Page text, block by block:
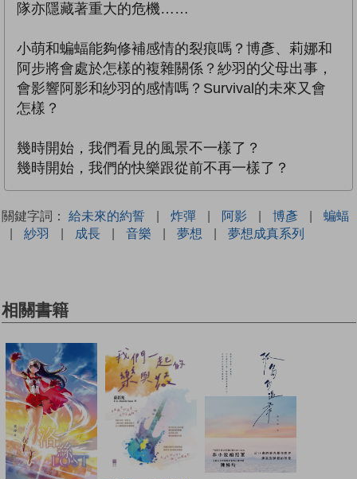
隊亦隱藏著重大的危機……
小萌和蝙蝠能夠修補感情的裂痕嗎？博彥、莉娜和
阿步將會處於怎樣的複雜關係？紗羽的父母出事，
會影響阿影和紗羽的感情嗎？Survival的未來又會
怎樣？
幾時開始，我們看見的風景不一樣了？
幾時開始，我們的快樂跟從前不再一樣了？
關鍵字詞： 給未來的約誓 | 炸彈 | 阿影 | 博彥 |
蝙蝠
|
紗羽 | 成長 | 音樂 | 夢想 | 夢想成真系列
相關書籍